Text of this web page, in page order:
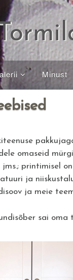
Minust
omaseid
jms.; printimisel
ja
ja meie
sai